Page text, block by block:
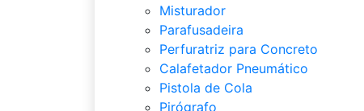
Misturador
Parafusadeira
Perfuratriz para Concreto
Calafetador Pneumático
Pistola de Cola
Pirógrafo